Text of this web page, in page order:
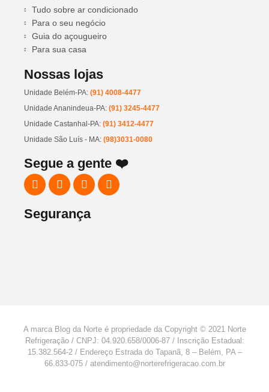
Tudo sobre ar condicionado
Para o seu negócio
Guia do açougueiro
Para sua casa
Nossas lojas
Unidade Belém-PA: (91) 4008-4477
Unidade Ananindeua-PA: (91) 3245-4477
Unidade Castanhal-PA: (91) 3412-4477
Unidade São Luís - MA: (98)3031-0080
Segue a gente ❤️
Segurança
A marca Blog da Norte é propriedade da Copyright © 2021 Norte
Refrigeração / CNPJ: 04.920.658/0006-87 / Inscrição Estadual:
15.382.564-2 / Endereço Estrada do Tapanã, 8 – Belém, PA –
66.833-075 / atendimento@norterefrigeracao.com.br